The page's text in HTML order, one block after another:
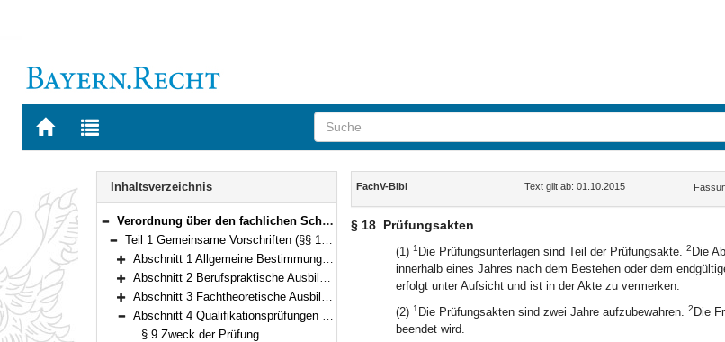
Zur
BAYERN.RECHT
Zur
letzten
Navigation
Inhaltsverzeichnis
Bereich reduzieren
Verordnung über den fachlichen Schwerpunkt Bibliothekswesen (FachV-Bibl)FachV-Bibl Vom 1. September 2015 (GVBl S. 330) BayRS 2038-3-1-10-I/WK (§§ 1–59)
Bereich reduzieren
Teil 1 Gemeinsame Vorschriften (§§ 1–18)
Bereich erweitern
Abschnitt 1 Allgemeine Bestimmungen (§§ 1–6)
Bereich erweitern
Abschnitt 2 Berufspraktische Ausbildung und Praxismodule (§ 7)
Bereich erweitern
Abschnitt 3 Fachtheoretische Ausbildung (§ 8)
Bereich reduzieren
Abschnitt 4 Qualifikationsprüfungen (§§ 9–18)
§ 9 Zweck der Prüfung
Inhalt
FachV-Bibl Text gilt ab: 01.10.2015
§ 18 Prüfungsakten
(1) 1 Die Prüfungsunterlagen sind Teil der Prüfungsakte. 2 Die
innerhalb eines Jahres nach dem Bestehen oder dem
erfolgt unter Aufsicht und ist in der Akte zu vermerken.
(2) 1 Die Prüfungsakten sind zwei Jahre aufzubewahren. 2 Die
beendet wird.